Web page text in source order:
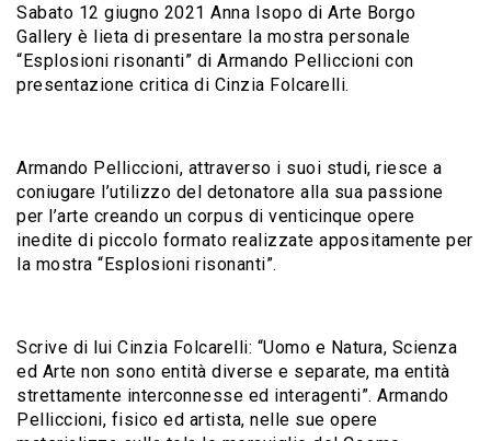
Sabato 12 giugno 2021 Anna Isopo di Arte Borgo
Gallery è lieta di presentare la mostra personale
“Esplosioni risonanti” di Armando Pelliccioni con
presentazione critica di Cinzia Folcarelli.
Armando Pelliccioni, attraverso i suoi studi, riesce a
coniugare l’utilizzo del detonatore alla sua passione
per l’arte creando un corpus di venticinque opere
inedite di piccolo formato realizzate appositamente per
la mostra “Esplosioni risonanti”.
Scrive di lui Cinzia Folcarelli: “Uomo e Natura, Scienza
ed Arte non sono entità diverse e separate, ma entità
strettamente interconnesse ed interagenti”. Armando
Pelliccioni, fisico ed artista, nelle sue opere